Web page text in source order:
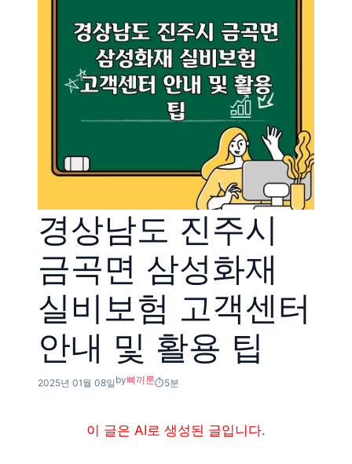
경상남도 진주시
금곡면 삼성화재
실비보험 고객센터
안내 및 활용 팁
2025년 01월 08일 by삐끼룬 5분
이 글은 AI로 생성된 글입니다.